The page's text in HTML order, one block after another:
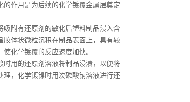
作用是为后续的化学镀覆金属层奠定
附有还原剂的敏化后塑料制品浸入含
体状微粒沉积在制品表面上，具有较
化学镀覆的反应速度加快。
用的还原剂溶液将制品浸渍，以便将
，化学镀镍时用次磷酸钠溶液进行还